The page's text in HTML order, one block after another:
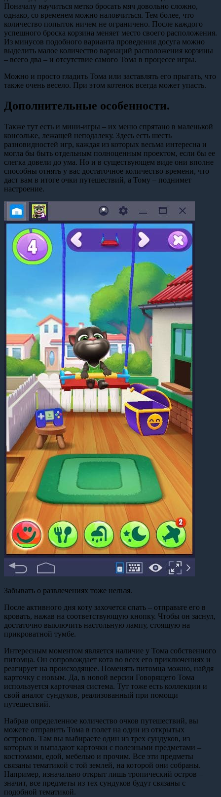
Поначалу научиться метко бросать мяч довольно сложно,
однако, со временем можно наловчиться. Тем более, что
количество попыток ничем не ограничено. После каждого
успешного броска корзина меняет место своего расположения.
Из минусов подобного варианта проведения досуга можно
выделить малое количество вариаций расположения корзины
– всего два – и отсутствие самого Тома в процессе игры.
Можно и просто гладить Тома или заставлять его прыгать, что
также очень весело. При этом котенок всегда может упасть.
Дополнительные особенности.
Также тут есть и мини-игры – их меню спрятано в маленькой
консольке, лежащей неподалеку. Здесь есть шесть
разновидностей игр, каждая из которых весьма интересна и
могла бы быть отдельным полноценным проектом, если бы ее
слегка довели до ума. Но и в существующем виде они вполне
способны отнять у вас достаточное количество времени, что
даст вам в итоге очки путешествий, а Тому – поднимет
настроение.
Забывать о развлечениях тоже нельзя.
После активного дня коту захочется спать – отправьте его в
кровать, нажав на соответствующую кнопку. Чтобы он заснул,
достаточно выключить настольную лампу, стоящую на
прикроватной тумбе.
Интересным моментом является наличие у Тома собственного
питомца. Он сопровождает кота во всех его приключениях и
реагирует на происходящее. Поменять питомца можно, найдя
карточку с новым. Да, в новой версии Говорящего Тома
используется карточная система. Тут тоже есть коллекции и
свой аналог сундуков, реализованный при помощи
путешествий.
Набрав определенное количество очков путешествий, вы
можете отправить Тома в полет на один из открытых
островов. Там вы выбираете один из трех сундуков, из
которых и выпадают карточки с полезными предметами –
костюмами, едой, мебелью и прочим. Все эти предметы
связаны тематикой с той землей, на которой они собраны.
Например, изначально открыт лишь тропический остров –
значит, все предметы из тех сундуков будут связаны с
подобной тематикой.